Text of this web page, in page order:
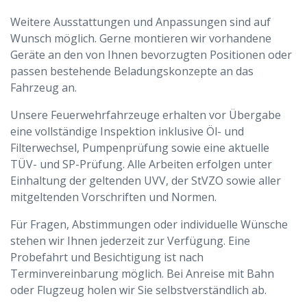
Weitere Ausstattungen und Anpassungen sind auf
Wunsch möglich. Gerne montieren wir vorhandene
Geräte an den von Ihnen bevorzugten Positionen oder
passen bestehende Beladungskonzepte an das
Fahrzeug an.
Unsere Feuerwehrfahrzeuge erhalten vor Übergabe
eine vollständige Inspektion inklusive Öl- und
Filterwechsel, Pumpenprüfung sowie eine aktuelle
TÜV- und SP-Prüfung. Alle Arbeiten erfolgen unter
Einhaltung der geltenden UVV, der StVZO sowie aller
mitgeltenden Vorschriften und Normen.
Für Fragen, Abstimmungen oder individuelle Wünsche
stehen wir Ihnen jederzeit zur Verfügung. Eine
Probefahrt und Besichtigung ist nach
Terminvereinbarung möglich. Bei Anreise mit Bahn
oder Flugzeug holen wir Sie selbstverständlich ab.